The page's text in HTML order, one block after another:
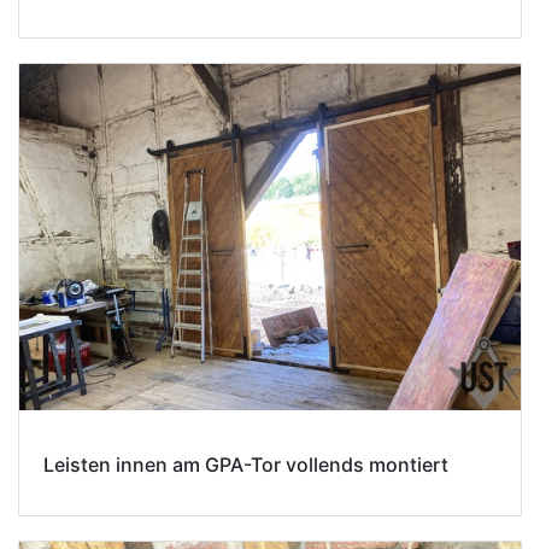
Leisten innen am GPA-Tor vollends montiert